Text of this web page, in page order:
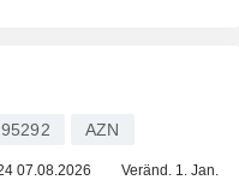
AZN
07.08.2026 Veränd. 1. Jan.